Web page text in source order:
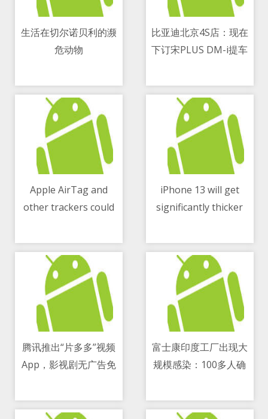
生活在切尔诺贝利的濒
危动物
比亚迪北京4S店：现在
下订宋PLUS DM-i提车
Apple AirTag and
other trackers could
good
iPhone 13 will get
significantly thicker
腾讯推出“片多多”视频
App，影视剧无广告免
富士康印度工厂出现大
规模感染：100多人确